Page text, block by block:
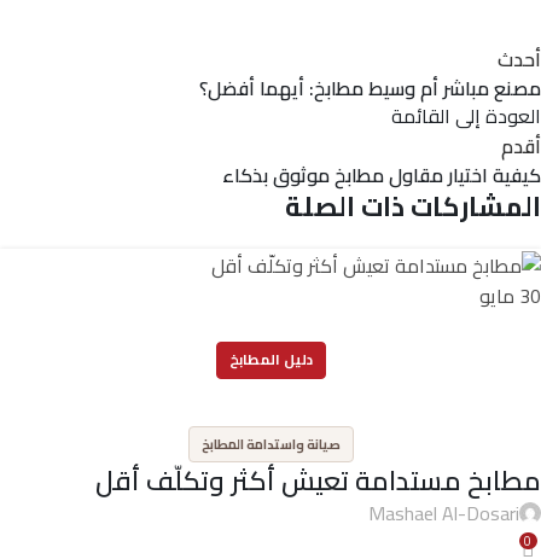
أحدث
مصنع مباشر أم وسيط مطابخ: أيهما أفضل؟
العودة إلى القائمة
أقدم
كيفية اختيار مقاول مطابخ موثوق بذكاء
المشاركات ذات الصلة
30 مايو
دليل المطابخ
صيانة واستدامة المطابخ
مطابخ مستدامة تعيش أكثر وتكلّف أقل
Mashael Al-Dosari
0